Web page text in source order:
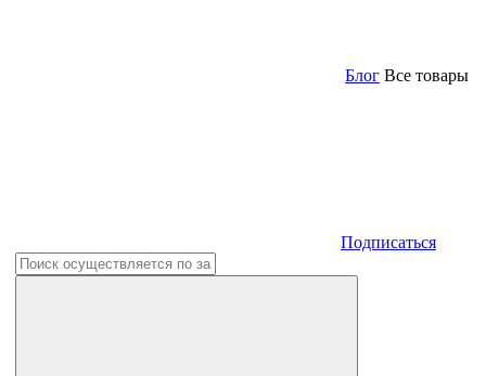
Блог Все товары
Подписаться